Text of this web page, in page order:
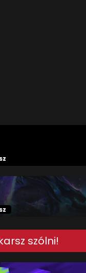
szólni!